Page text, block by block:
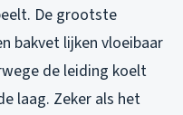
De grootste
bakvet lijken vloeibaar
de leiding koelt
laag. Zeker als het